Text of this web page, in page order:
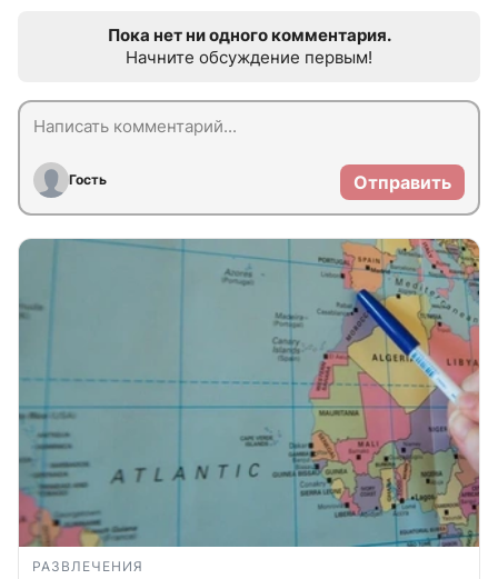
Пока нет ни одного комментария.
Начните обсуждение первым!
Гость Отправить
РАЗВЛЕЧЕНИЯ